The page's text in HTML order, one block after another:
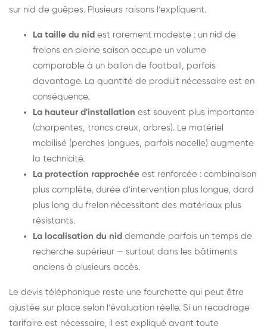
sur nid de guêpes. Plusieurs raisons l'expliquent.
La taille du nid est rarement modeste : un nid de
frelons en pleine saison occupe un volume
comparable à un ballon de football, parfois
davantage. La quantité de produit nécessaire est en
conséquence.
La hauteur d'installation est souvent plus importante
(charpentes, troncs creux, arbres). Le matériel
mobilisé (perches longues, parfois nacelle) augmente
la technicité.
La protection rapprochée est renforcée : combinaison
plus complète, durée d'intervention plus longue, dard
plus long du frelon nécessitant des matériaux plus
résistants.
La localisation du nid demande parfois un temps de
recherche supérieur — surtout dans les bâtiments
anciens à plusieurs accès.
Le devis téléphonique reste une fourchette qui peut être
ajustée sur place selon l'évaluation réelle. Si un recadrage
tarifaire est nécessaire, il est expliqué avant toute